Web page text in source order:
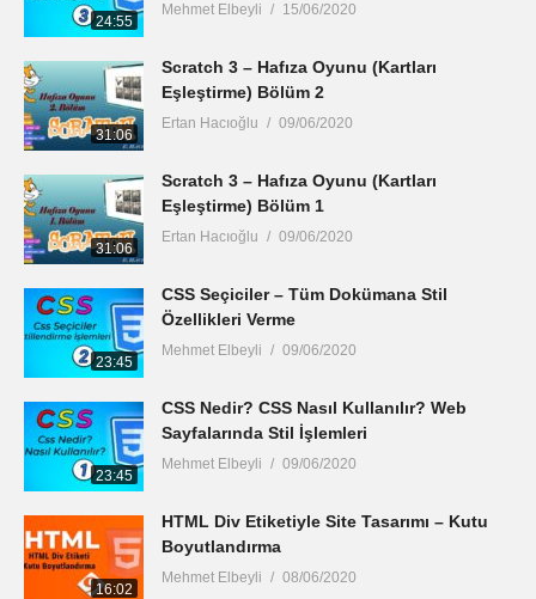
24:55
Mehmet Elbeyli 15/06/2020
31:06
Scratch 3 – Hafıza Oyunu (Kartları
Eşleştirme) Bölüm 2
Ertan Hacıoğlu 09/06/2020
31:06
Scratch 3 – Hafıza Oyunu (Kartları
Eşleştirme) Bölüm 1
Ertan Hacıoğlu 09/06/2020
23:45
CSS Seçiciler – Tüm Dokümana Stil
Özellikleri Verme
Mehmet Elbeyli 09/06/2020
23:45
CSS Nedir? CSS Nasıl Kullanılır? Web
Sayfalarında Stil İşlemleri
Mehmet Elbeyli 09/06/2020
16:02
HTML Div Etiketiyle Site Tasarımı – Kutu
Boyutlandırma
Mehmet Elbeyli 08/06/2020